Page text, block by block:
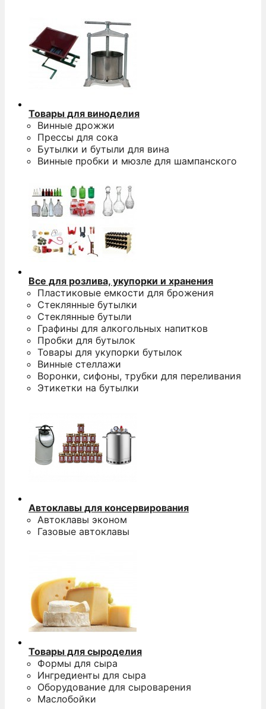
Товары для виноделия
Винные дрожжи
Прессы для сока
Бутылки и бутыли для вина
Винные пробки и мюзле для шампанского
Все для розлива, укупорки и хранения
Пластиковые емкости для брожения
Стеклянные бутылки
Стеклянные бутыли
Графины для алкогольных напитков
Пробки для бутылок
Товары для укупорки бутылок
Винные стеллажи
Воронки, сифоны, трубки для переливания
Этикетки на бутылки
Автоклавы для консервирования
Автоклавы эконом
Газовые автоклавы
Товары для сыроделия
Формы для сыра
Ингредиенты для сыра
Оборудование для сыроварения
Маслобойки